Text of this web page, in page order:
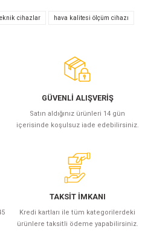
Yaz
cihazlar hava kalitesi ölçüm cihazı
GÜVENLİ ALIŞVERİŞ
Satın aldığınız ürünleri 14 gün
içerisinde koşulsuz iade edebilirsiniz.
TAKSİT İMKANI
Kredi kartları ile tüm kategorilerdeki
ürünlere taksitli ödeme yapabilirsiniz.